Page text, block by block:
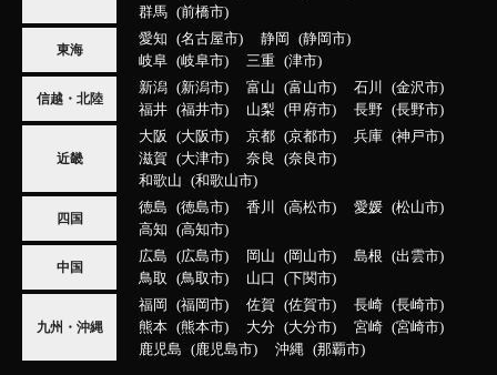
群馬
前橋市
東海
愛知 名古屋市 静岡
静岡市
岐阜
岐阜市 三重 津市
信越・北陸
新潟 新潟市 富山 富山市 石川
金沢市
福井
福井市 山梨 甲府市 長野 長野市
近畿
大阪 大阪市 京都 京都市 兵庫
神戸市
滋賀
大津市 奈良
奈良市
和歌山
和歌山市
四国
徳島 徳島市 香川 高松市 愛媛
松山市
高知
高知市
中国
広島 広島市 岡山 岡山市 島根
出雲市
鳥取
鳥取市 山口 下関市
九州・沖縄
福岡 福岡市 佐賀 佐賀市 長崎
長崎市
熊本
熊本市 大分 大分市 宮崎
宮崎市
鹿児島
鹿児島市 沖縄 那覇市